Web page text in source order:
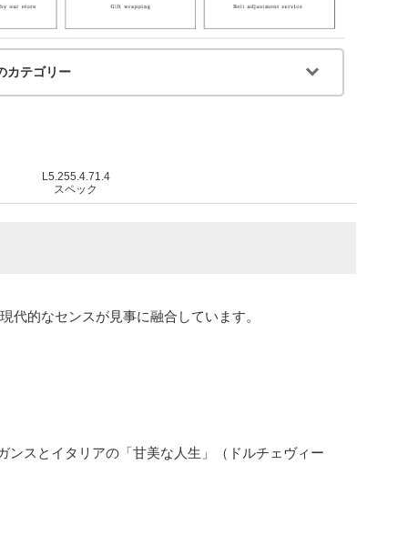
カテゴリー
L5.255.4.71.4
スペック
的なセンスが見事に融合しています。
スとイタリアの「甘美な人生」（ドルチェヴィー